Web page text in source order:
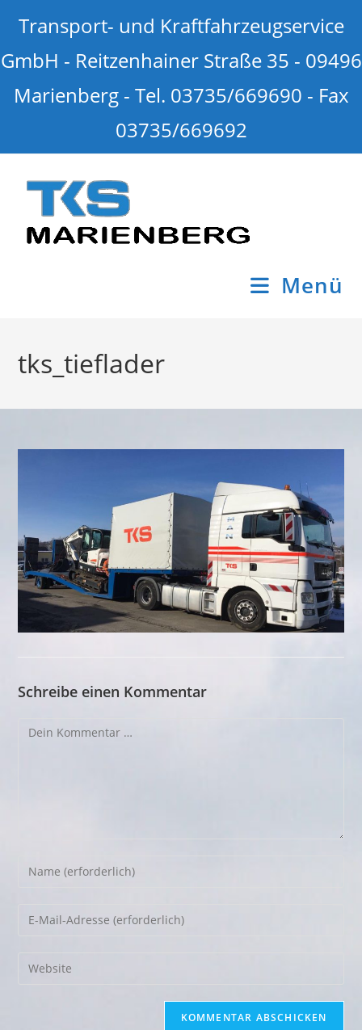
Transport- und Kraftfahrzeugservice
GmbH - Reitzenhainer Straße 35 - 09496
Marienberg - Tel. 03735/669690 - Fax
03735/669692
Menü
tks_tieflader
Schreibe einen Kommentar